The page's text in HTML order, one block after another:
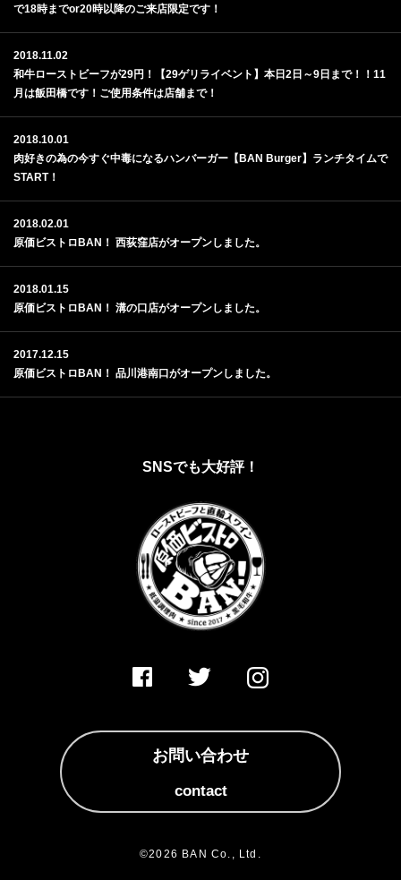
で18時までor20時以降のご来店限定です！
2018.11.02
和牛ローストビーフが29円！【29ゲリライベント】本日2日～9日まで！！11
月は飯田橋です！ご使用条件は店舗まで！
2018.10.01
肉好きの為の今すぐ中毒になるハンバーガー【BAN Burger】ランチタイムで
START！
2018.02.01
原価ビストロBAN！ 西荻窪店がオープンしました。
2018.01.15
原価ビストロBAN！ 溝の口店がオープンしました。
2017.12.15
原価ビストロBAN！ 品川港南口がオープンしました。
SNSでも大好評！
お問い合わせ
contact
©2026 BAN Co., Ltd.